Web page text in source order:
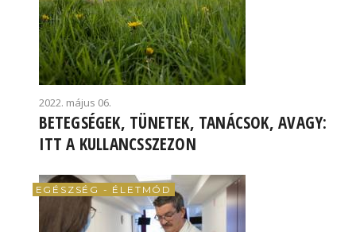
2022. május 06.
BETEGSÉGEK, TÜNETEK, TANÁCSOK, AVAGY:
ITT A KULLANCSSZEZON
EGÉSZSÉG - ÉLETMÓD